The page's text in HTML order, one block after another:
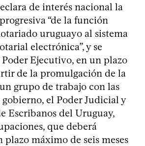
de interés nacional la
“de la función
uruguayo al sistema
electrónica”, y se
Ejecutivo, en un plazo
de la promulgación de la
grupo de trabajo con las
el Poder Judicial y
Escribanos del Uruguay,
que deberá
máximo de seis meses